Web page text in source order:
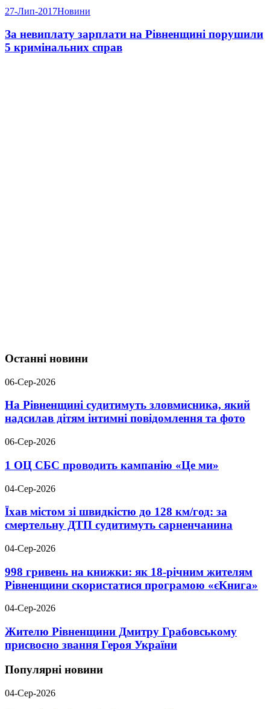
27-Лип-2017Новини
За невиплату зарплати на Рівненщині порушили
5 кримінальних справ
Останні новини
06-Сер-2026
На Рівненщині судитимуть зловмисника, який
надсилав дітям інтимні повідомлення та фото
06-Сер-2026
1 ОЦ СБС проводить кампанію «Це ми»
04-Сер-2026
Їхав містом зі швидкістю до 128 км/год: за
смертельну ДТП судитимуть сарненчанина
04-Сер-2026
998 гривень на книжки: як 18-річним жителям
Рівненщини скористатися програмою «єКнига»
04-Сер-2026
Жителю Рівненщини Дмитру Грабовському
присвоєно звання Героя України
Популярні новини
04-Сер-2026